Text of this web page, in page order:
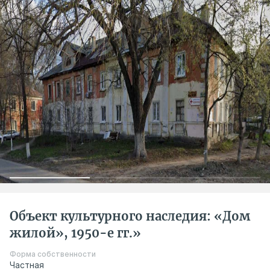
Объект культурного наследия: «Дом
жилой», 1950-е гг.»
Форма собственности
Частная